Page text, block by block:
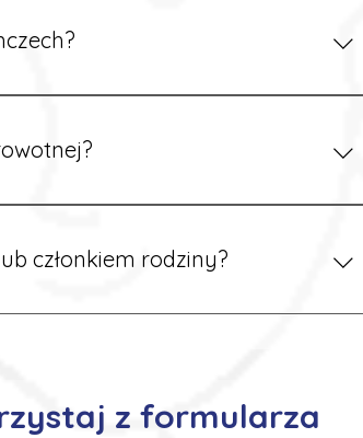
w pobliżu zakładu pracy.
z niemieckim prawem. Dzięki temu
członkiem rodziny?
nas o tym podczas rekrutacji, a
z formularza